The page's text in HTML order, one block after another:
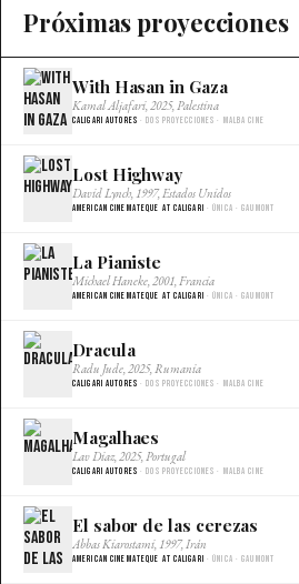
Próximas proyecciones
With Hasan in Gaza
Kamal Aljafari, 2025, Palestina
Caligari Autores · Dos proyecciones · Malba Cine
Lost Highway
David Lynch, 1997, Estados Unidos
American Cinemateque at Caligari · Única · Gaumont
La Pianiste
Michael Haneke, 2001, Francia
American Cinemateque at Caligari · Única · Gaumont
Dracula
Radu Jude, 2025, Rumania
Caligari Autores · Dos proyecciones · Malba Cine
Magalhaes
Lav Diaz, 2025, Portugal
Caligari Autores · Dos proyecciones · Malba Cine
El sabor de las cerezas
Abbas Kiarostami, 1997, Irán
American Cinemateque at Caligari · Única · Gaumont